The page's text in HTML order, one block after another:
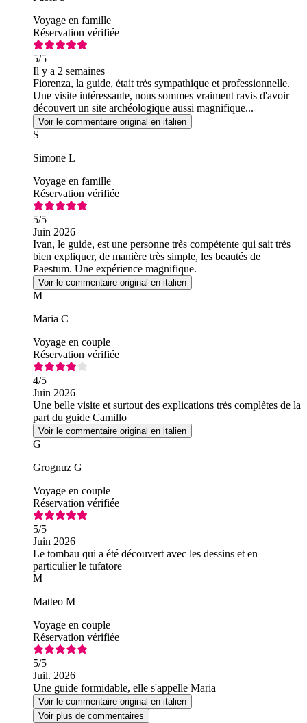
Voyage en famille
Réservation vérifiée
5/5
Il y a 2 semaines
Fiorenza, la guide, était très sympathique et professionnelle.
Une visite intéressante, nous sommes vraiment ravis d'avoir
découvert un site archéologique aussi magnifique...
Voir le commentaire original en italien
S
Simone L
Voyage en famille
Réservation vérifiée
5/5
Juin 2026
Ivan, le guide, est une personne très compétente qui sait très
bien expliquer, de manière très simple, les beautés de
Paestum. Une expérience magnifique.
Voir le commentaire original en italien
M
Maria C
Voyage en couple
Réservation vérifiée
4/5
Juin 2026
Une belle visite et surtout des explications très complètes de la
part du guide Camillo
Voir le commentaire original en italien
G
Grognuz G
Voyage en couple
Réservation vérifiée
5/5
Juin 2026
Le tombau qui a été découvert avec les dessins et en
particulier le tufatore
M
Matteo M
Voyage en couple
Réservation vérifiée
5/5
Juil. 2026
Une guide formidable, elle s'appelle Maria
Voir le commentaire original en italien
Voir plus de commentaires